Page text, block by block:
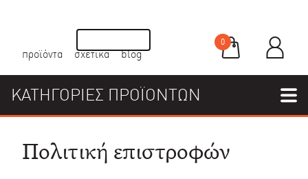
προϊόντα σχετικά blog
0
ΚΑΤΗΓΟΡΙΕΣ ΠΡΟΪΟΝΤΩΝ
Πολιτική επιστροφών